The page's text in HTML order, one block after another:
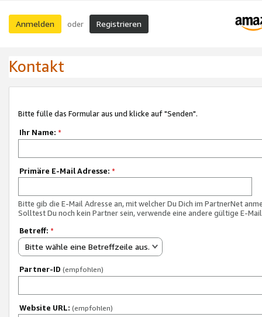
Anmelden oder Registrieren
Kontakt
Bitte fülle das Formular aus und klicke auf "Senden".
Ihr Name: *
Primäre E-Mail Adresse: *
Bitte gib die E-Mail Adresse an, mit welcher Du Dich im PartnerNet
Solltest Du noch kein Partner sein, verwende eine andere gültige E-
Betreff: *
Bitte wähle eine Betreffzeile aus.
Partner-ID (empfohlen)
Website URL: (empfohlen)